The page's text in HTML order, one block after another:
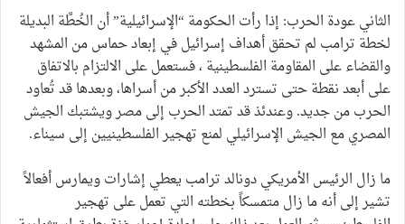
الثاني عودة الحرب: إذا رأت الحكومة “الإسرائيلية” أن الخُطَّة البديلة
لخطة ترامب لم تحقق أهداف إسرائيل في إبعاد حماس من المشهد
والقضاء على المقاومة الفلسطينية ، فستعمل على الالتزام بالاتفاق
على أبعد نقطة حتى تسترد العدد الأكبر من أسراها، وبعدها قد تُعاود
الحرب من جديد. وعندئذ قد تمتد الحرب إلى مصر ويشتبك الجيش
المصري مع الجيش الإسرائيلي لمنع تهجير الفلسطينيين إلى سيناء.
ما زال الرئيس الأمريكي دونالد ترامب يعطي إشارات ويمارس أفعالاً
تشير إلى أنه ما زال متمسكاً بخطته التي تعمل على تهجير